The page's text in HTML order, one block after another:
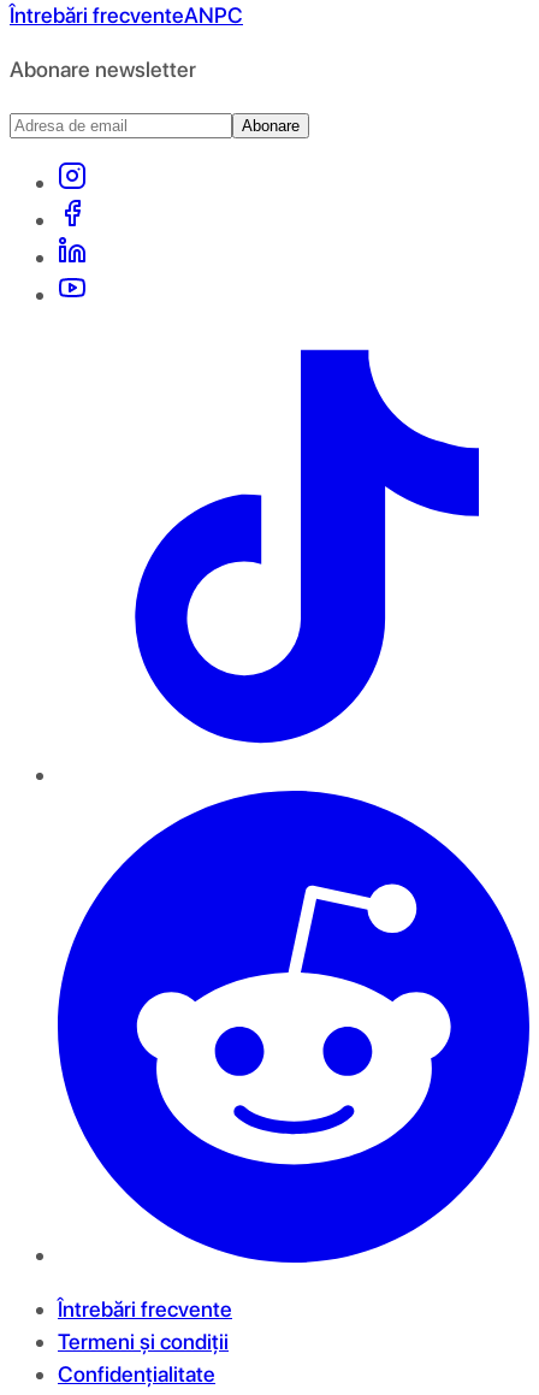
Întrebări frecventeANPC
Abonare newsletter
Abonare
Întrebări frecvente
Termeni și condiții
Confidențialitate